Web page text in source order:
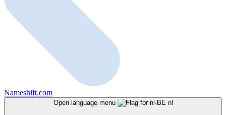
Nameshift.com
Open language menu nl